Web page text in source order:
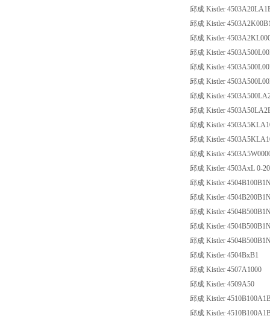
邱成 Kistler
邱成 Kistler
邱成 Kistler
邱成 Kistler
邱成 Kistler
邱成 Kistler
邱成 Kistler
邱成 Kistler
邱成 Kistler
邱成 Kistler
邱成 Kistler
邱成 Kistler 4503AxL 0-
邱成 Kistler
邱成 Kistler
邱成 Kistler
邱成 Kistler
邱成 Kistler
邱成 Kistler 4504BxB1
邱成 Kistler 4507A1000
邱成 Kistler 4509A50
邱成 Kistler
邱成 Kistler